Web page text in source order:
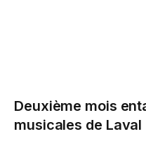
Deuxième mois
musicales de Laval